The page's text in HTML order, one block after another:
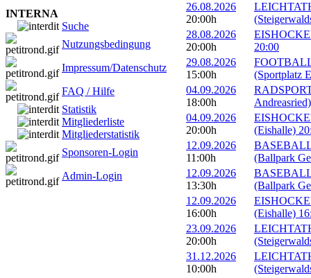
INTERNA
Suche
Nutzungsbedingung
Impressum/Datenschutz
FAQ / Hilfe
Statistik
Mitgliederliste
Mitgliederstatistik
Sponsoren-Login
Admin-Login
26.08.2026
20:00h
28.08.2026
20:00h
20:00
29.08.2026
15:00h
(Sportplatz
04.09.2026
18:00h
04.09.2026
20:00h
(Eishalle)
12.09.2026
11:00h
(Ballpark
12.09.2026
13:30h
(Ballpark
12.09.2026
16:00h
(Eishalle)
23.09.2026
20:00h
31.12.2026
10:00h